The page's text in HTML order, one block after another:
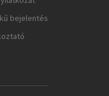
bejelentés